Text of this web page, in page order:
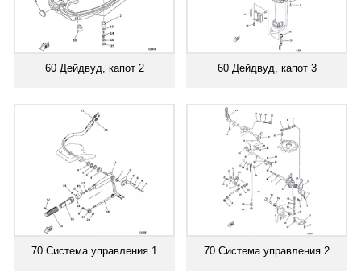
60 Дейдвуд, капот 2 60 Дейдвуд, капот 3
70 Система управления 1 70 Система управления 2